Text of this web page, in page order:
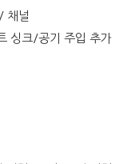
채널
싱크/공기 주입 추가